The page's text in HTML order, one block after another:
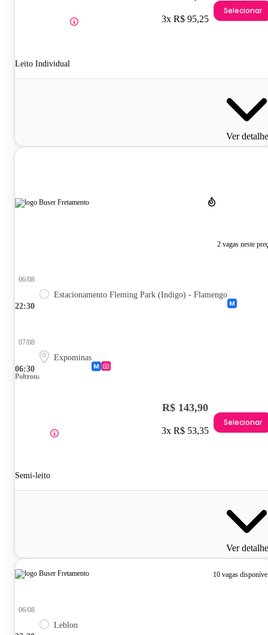
Leito Individual
3x R$ 95,25
Selecionar
Ver
2 vagas neste
22:30
06/08
Estacionamento Fleming Park (Indigo) - Flamengo
06:30
07/08
Expominas
Poltrona
Semi-leito
R$ 143,90
3x R$ 53,35
Selecionar
Ver
10 vagas
06/08
Leblon